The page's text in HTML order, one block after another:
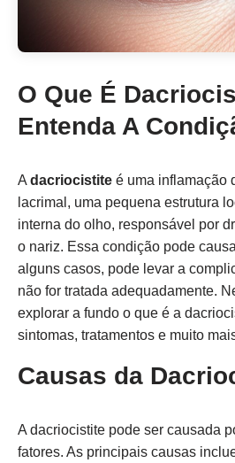
O Que É
Entenda A
A dacriocistite é uma inflamação
lacrimal, uma pequena estrutura
interna do olho, responsável por
o nariz. Essa condição pode
alguns casos, pode levar a
não for tratada adequadamente.
explorar a fundo o que é a
sintomas, tratamentos e muito
Causas da
A dacriocistite pode ser causada
fatores. As principais causas